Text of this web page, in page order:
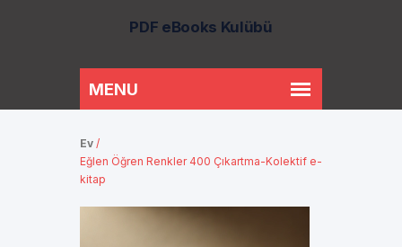
PDF eBooks Kulübü
Ev /
Eğlen Öğren Renkler 400 Çıkartma-Kolektif e-
kitap